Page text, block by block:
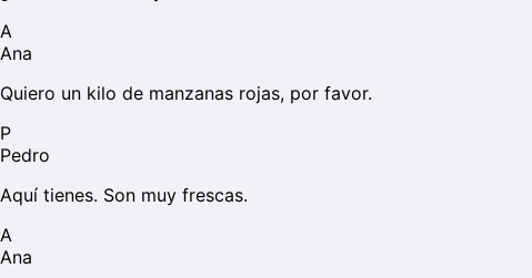
A
Ana
Quiero un kilo de manzanas rojas, por favor.
P
Pedro
Aquí tienes. Son muy frescas.
A
Ana